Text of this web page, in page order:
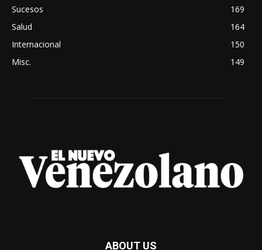
Sucesos
169
Salud
164
Internacional
150
Misc.
149
ABOUT US